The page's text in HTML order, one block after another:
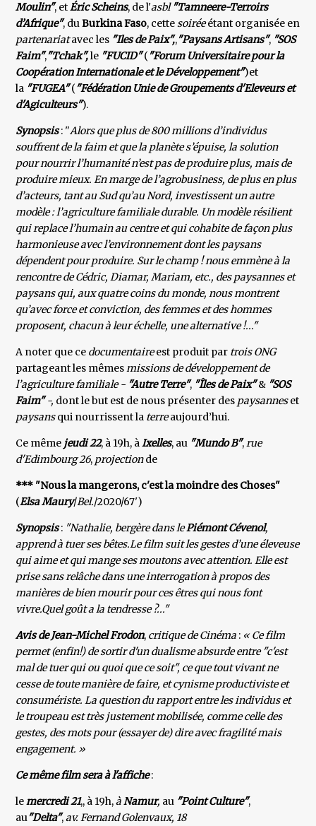
Moulin", etÉric Scheins, de l'asbl "Tamneere-Terroirs
d’Afrique", duBurkina Faso, cettesoiréeétant organisée en
partenariatavec les "Iles de Paix",,"Paysans Artisans", "SOS
Faim","Tchak",le "FUCID"( "Forum Universitaire pour la
Coopération Internationale et le Développement")et
la "FUGEA"( "Fédération Unie de Groupements d'Eleveurs et
d'Agiculteurs").
Synopsis: "Alors que plus de 800 millions d’individus
souffrent de la faim et que la planète s’épuise, la solution
pour nourrir l’huma­nité n’est pas de produire plus, mais de
produire mieux. En marge de l’agrobusiness, de plus en plus
d’acteurs, tant au Sud qu’au Nord, investissent un autre
modèle : l’agriculture fami­liale durable. Un modèle résilient
qui replace l’humain au centre et qui cohabite de façon plus
har­monieuse avec l’environnement dont les paysans
dépendent pour produire. Sur le champ ! nous emmène à la
rencontre de Cédric, Diamar, Mariam, etc., des paysannes et
paysans qui, aux quatre coins du monde, nous montrent
qu’avec force et conviction, des femmes et des hommes
proposent, chacun à leur échelle, une alternative !..."
A noter que ce documentaireest produit par trois ONG
partageant les mêmesmissions de développement de
l’agriculture familiale - "Autre Terre", "Îles de Paix"& "SOS
Faim"-, dont le but est de nous présenter des paysanneset
paysansqui nourrissent la terreaujourd’hui.
Ce même jeudi 22, à 19h, àIxelles, au "Mundo B",rue
d'Edimbourg 26, projectionde
*** "Nous la mangerons, c'est la moindre des Choses"
(Elsa Maury/Bel./2020/67')
Synopsis: "Nathalie, bergère dans lePiémont Cévenol,
apprend à tuer ses bêtes.Le film suit les gestes d’une éleveuse
qui aime et qui mange ses moutons avec attention. Elle est
prise sans relâche dans une interrogation à propos des
manières de bien mourir pour ces êtres qui nous font
vivre.Quel goût a la tendresse ?..."
Avis de Jean-Michel Frodon, critique de Cinéma : « Ce film
permet (enfin!) de sortir d'un dualisme absurde entre "c'est
mal de tuer qui ou quoi que ce soit", ce que tout vivant ne
cesse de toute manière de faire, et cynisme productiviste et
consumériste. La question du rapport entre les individus et
le troupeau est très justement mobilisée, comme celle des
gestes, des mots pour (essayer de) dire avec fragilité mais
engagement. »
Ce même film sera à l'affiche:
lemercredi 21,, à 19h,àNamur, au "Point Culture",
au"Delta",av. Fernand Golenvaux, 18